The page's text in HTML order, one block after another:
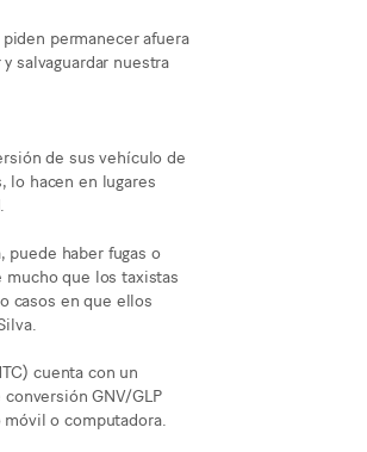
permanecer afuera
salvaguardar nuestra
de sus vehículo de
lo hacen en lugares
puede haber fugas o
mucho que los taxistas
casos en que ellos
cuenta con un
GNV/GLP
o computadora.